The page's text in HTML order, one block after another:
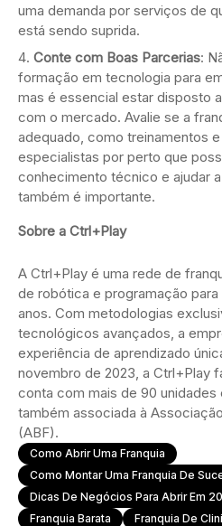
uma demanda por serviços de
está sendo suprida.
Conte com Boas Parcerias:
formação em tecnologia para
mas é essencial estar disposto
com o mercado. Avalie se a
adequado, como treinamentos
especialistas por perto que
conhecimento técnico e ajudar
também é importante.
Sobre a Ctrl+Play
A Ctrl+Play é uma rede de
de robótica e programação
anos. Com metodologias
tecnológicos avançados, a
experiência de aprendizado
novembro de 2023, a Ctrl+Play
conta com mais de 90
também associada à
(ABF).
Como Abrir Uma Franquia
Como Montar Uma Franquia De
Dicas De Negócios Para Abrir Em
Franquia Barata
Franquia De